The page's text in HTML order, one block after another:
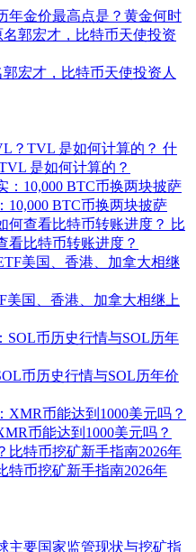
年金价最高点是？黄金何时
宏才，比特币天使投资人
什
是如何计算的？
10,000 BTC币换两块披萨
比
看比特币转账进度？
美国、香港、加拿大相继上
币历史行情与SOL历年价
币能达到1000美元吗？
特币挖矿新手指南2026年